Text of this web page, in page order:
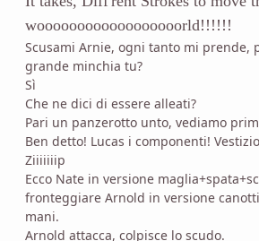
woooooooooooooooooorld!!!!!!
Scusami Arnie, ogni tanto mi prende,
grande minchia tu?
Sì
Che ne dici di essere alleati?
Pari un panzerotto unto, vediamo
Ben detto! Lucas i componenti!
Ziiiiiiip
Ecco Nate in versione
fronteggiare Arnold in versione
mani.
Arnold attacca, colpisce lo scudo.